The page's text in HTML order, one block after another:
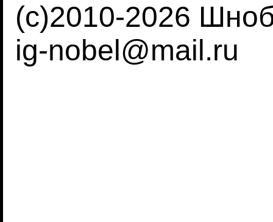
(c)2010-2026
ig-nobel@mail.ru